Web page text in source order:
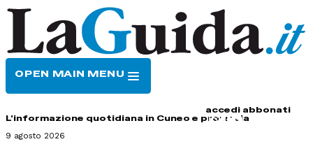
OPEN MAIN MENU
accedi abbonati
L'informazione quotidiana in Cuneo e provincia
9 agosto 2026